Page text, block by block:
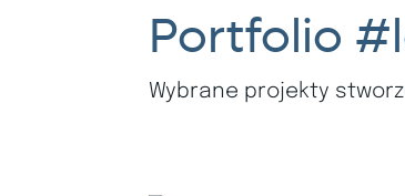
Portfolio
Wybrane projekty